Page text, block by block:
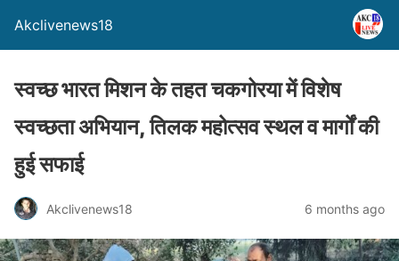
Akclivenews18
स्वच्छ भारत मिशन के तहत चकगोरया में विशेष
स्वच्छता अभियान, तिलक महोत्सव स्थल व मार्गों की
हुई सफाई
Akclivenews18 6 months ago